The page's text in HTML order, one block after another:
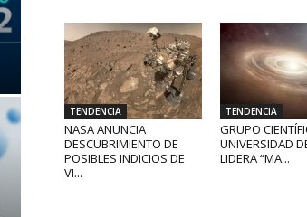
TENDENCIA
NASA ANUNCIA
DESCUBRIMIENTO DE
POSIBLES INDICIOS DE
VI...
TENDENCIA
GRUPO
UNIVERSIDAD
LIDERA “MA...